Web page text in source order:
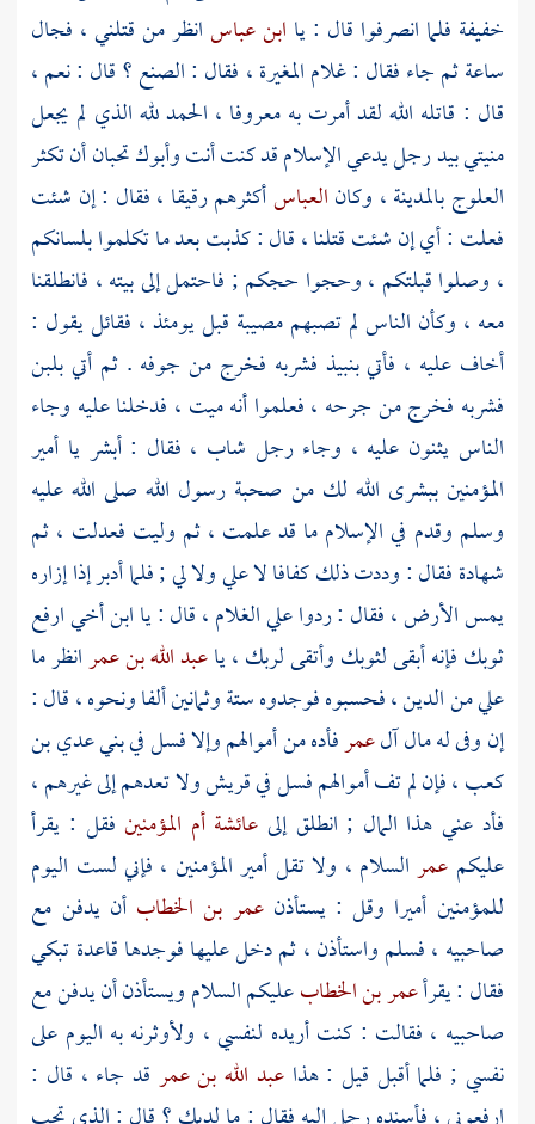
خفيفة فلما انصرفوا قال : يا ابن عباسانظر من قتلني ، فجال
ساعة ثم جاء فقال : غلامالمغيرة، فقال : الصنع ؟ قال : نعم ،
قال : قاتله الله لقد أمرت به معروفا ، الحمد لله الذي لم يجعل
منيتي بيد رجل يدعي الإسلام قد كنت أنت وأبوك تحبان أن تكثر
العلوجبالمدينة، وكانالعباسأكثرهم رقيقا ، فقال : إن شئت
فعلت : أي إن شئت قتلنا ، قال : كذبت بعد ما تكلموا بلسانكم
، وصلوا قبلتكم ، وحجوا حجكم ; فاحتمل إلى بيته ، فانطلقنا
معه ، وكأن الناس لم تصبهم مصيبة قبل يومئذ ، فقائل يقول :
أخاف عليه ، فأتي بنبيذ فشربه فخرج من جوفه . ثم أتي بلبن
فشربه فخرج من جرحه ، فعلموا أنه ميت ، فدخلنا عليه وجاء
الناس يثنون عليه ، وجاء رجل شاب ، فقال : أبشر يا أمير
المؤمنين ببشرى الله لك من صحبة رسول الله صلى الله عليه
وسلم وقدم في الإسلام ما قد علمت ، ثم وليت فعدلت ، ثم
شهادة فقال : وددت ذلك كفافا لا علي ولا لي ; فلما أدبر إذا إزاره
يمس الأرض ، فقال : ردوا علي الغلام ، قال : يا ابن أخي ارفع
ثوبك فإنه أبقى لثوبك وأتقى لربك ، ياعبد الله بن عمرانظر ما
علي من الدين ، فحسبوه فوجدوه ستة وثمانين ألفا ونحوه ، قال :
إن وفى له مال آلعمرفأده من أموالهم وإلا فسل فيبني عدي بن
كعب، فإن لم تف أموالهم فسل فيقريشولا تعدهم إلى غيرهم ،
فأد عني هذا المال ; انطلق إلى عائشة أم المؤمنين فقل : يقرأ
عليكم عمرالسلام ، ولا تقل أمير المؤمنين ، فإني لست اليوم
للمؤمنين أميرا وقل : يستأذنعمر بن الخطابأن يدفن مع
صاحبيه ، فسلم واستأذن ، ثم دخل عليها فوجدها قاعدة تبكي
فقال : يقرأعمر بن الخطابعليكم السلام ويستأذن أن يدفن مع
صاحبيه ، فقالت : كنت أريده لنفسي ، ولأوثرنه به اليوم على
نفسي ; فلما أقبل قيل : هذاعبد الله بن عمر قد جاء ، قال :